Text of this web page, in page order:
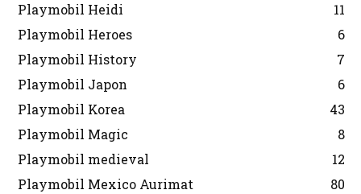
Playmobil Heidi
11
Playmobil Heroes
6
Playmobil History
7
Playmobil Japon
6
Playmobil Korea
43
Playmobil Magic
8
Playmobil medieval
12
Playmobil Mexico Aurimat
80